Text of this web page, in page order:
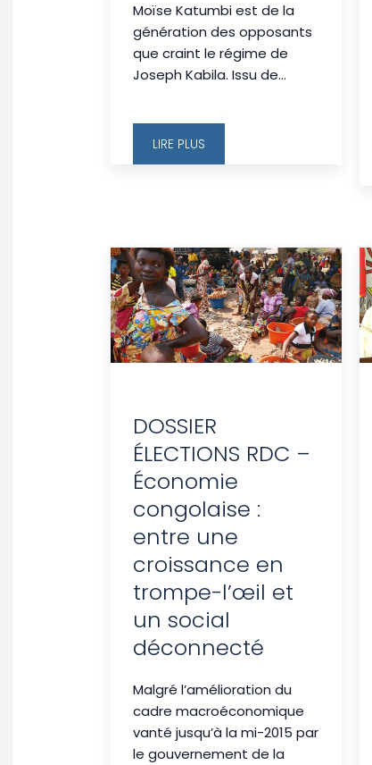
Moïse Katumbi est de la
génération des opposants
que craint le régime de
Joseph Kabila. Issu de...
LIRE PLUS
DOSSIER
ÉLECTIONS RDC –
Économie
congolaise :
entre une
croissance en
trompe-l’œil et
un social
déconnecté
Malgré l’amélioration du
cadre macroéconomique
vanté jusqu’à la mi-2015 par
le gouvernement de la